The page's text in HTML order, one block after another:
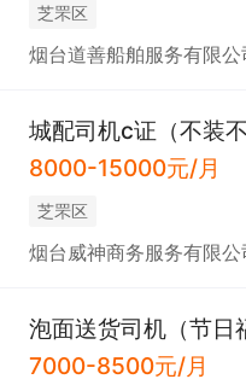
芝罘区
烟台道善船舶服务有限公
城配司机c证（不装
8000-15000元/月
芝罘区
烟台威神商务服务有限公
泡面送货司机（节日
7000-8500元/月